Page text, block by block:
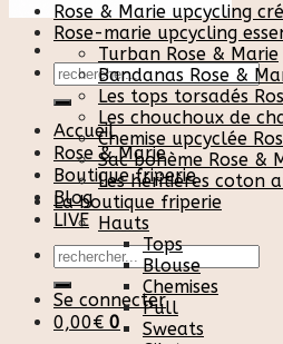
Recherche
pour :
Accueil
Rose & Marie
Boutique friperie
Blog
LIVE
Recherche
pour :
Se connecter
0,00€ 0
Rose & Marie upcycling
Rose-marie upcycling
Turban Rose & Marie
Bandanas Rose &
Les tops torsadés
Les chouchoux de
Chemise upcyclée
Sac bohème Rose &
Les héritières coton
La boutique friperie
Hauts
Tops
Blouse
Chemises
Pull
Sweats